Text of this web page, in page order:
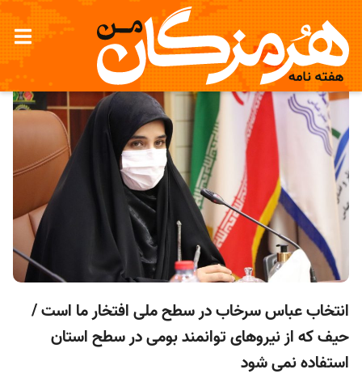
انتخاب عباس سرخاب در سطح ملی افتخار ما است /
حیف که از نیروهای توانمند بومی در سطح استان
استفاده نمی شود